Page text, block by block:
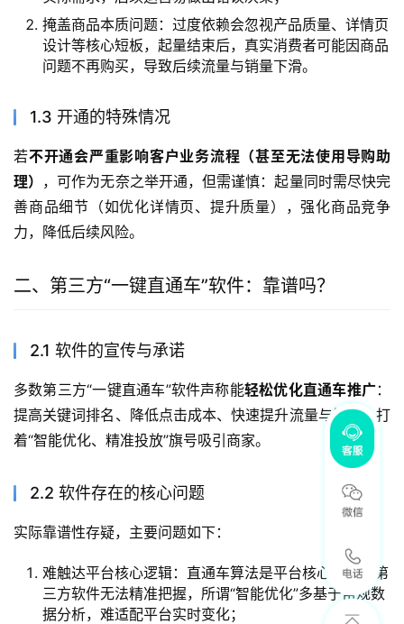
掩盖商品本质问题：过度依赖会忽视产品质量、详情页
设计等核心短板，起量结束后，真实消费者可能因商品
问题不再购买，导致后续流量与销量下滑。
1.3 开通的特殊情况
若不开通会严重影响客户业务流程（甚至无法使用导购助
理） ，可作为无奈之举开通，但需谨慎：起量同时需尽快完
善商品细节（如优化详情页、提升质量），强化商品竞争
力，降低后续风险。
二、第三方“一键直通车”软件：靠谱吗？
2.1 软件的宣传与承诺
多数第三方“一键直通车”软件声称能轻松优化直通车推广：
提高关键词排名、降低点击成本、快速提升流量与销量，打
着“智能优化、精准投放”旗号吸引商家。
2.2 软件存在的核心问题
实际靠谱性存疑，主要问题如下：
难触达平台核心逻辑：直通车算法是平台核心机密，第
三方软件无法精准把握，所谓“智能优化”多基于常规数
据分析，难适配平台实时变化；